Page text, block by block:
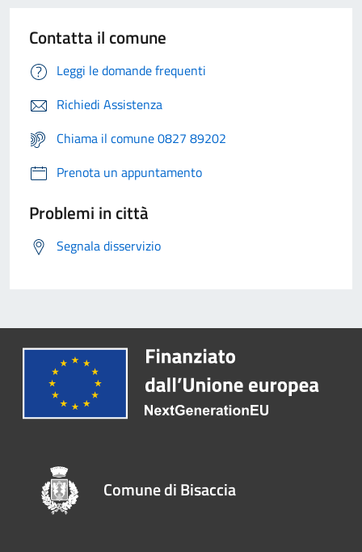
Contatta il comune
Leggi le domande frequenti
Richiedi Assistenza
Chiama il comune 0827 89202
Prenota un appuntamento
Problemi in città
Segnala disservizio
Comune di Bisaccia